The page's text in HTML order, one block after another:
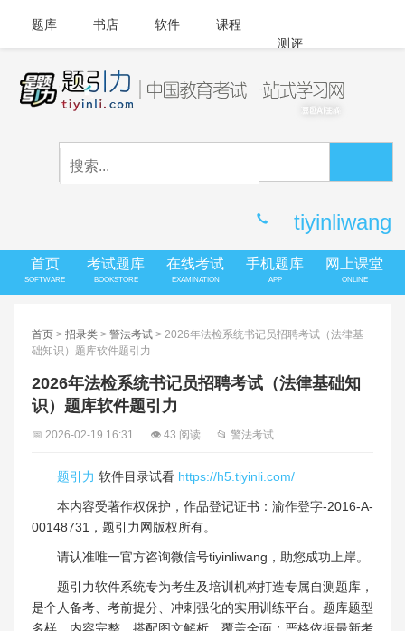
题库 书店 软件
课程
测评
APP下载
tiyinliwang
首页
SOFTWARE
考试题库
BOOKSTORE
在线考试
EXAMINATION
手机题库
APP
网上课堂
ONLINE
首页 > 招录类 > 警法考试 > 2026年法检系统书记员招聘考试（法律基
础知识）题库软件题引力
2026年法检系统书记员招聘考试（法律基础知
识）题库软件题引力
📅 2026-02-19 16:31 👁 43 阅读 📂 警法考试
题引力 软件目录试看 https://h5.tiyinli.com/
本内容受著作权保护，作品登记证书：渝作登字-2016-A-
00148731，题引力网版权所有。
请认准唯一官方咨询微信号tiyinliwang，助您成功上岸。
题引力软件系统专为考生及培训机构打造专属自测题库，
是个人备考、考前提分、冲刺强化的实用训练平台。题库题型
多样、内容完整，搭配图文解析，覆盖全面；严格依据最新考